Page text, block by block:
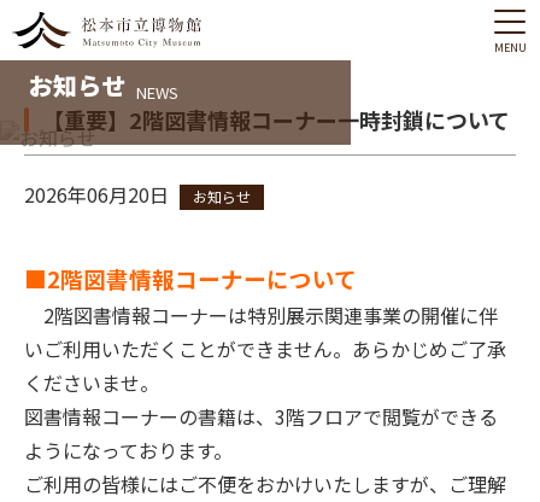
MENU
お知らせ NEWS
【重要】2階図書情報コーナー一時封鎖について
2026年06月20日 お知らせ
■2階図書情報コーナーについて
2階図書情報コーナーは特別展示関連事業の開催に伴
いご利用いただくことができません。あらかじめご了承
くださいませ。
図書情報コーナーの書籍は、3階フロアで閲覧ができる
ようになっております。
ご利用の皆様にはご不便をおかけいたしますが、ご理解